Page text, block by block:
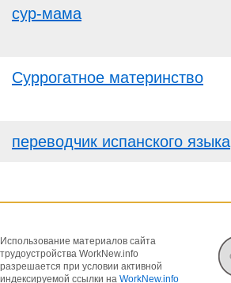
сур-мама
Суррогатное материнство
переводчик испанского языка
Использование материалов сайта
трудоустройства WorkNew.info
разрешается при условии активной
индексируемой ссылки на WorkNew.info